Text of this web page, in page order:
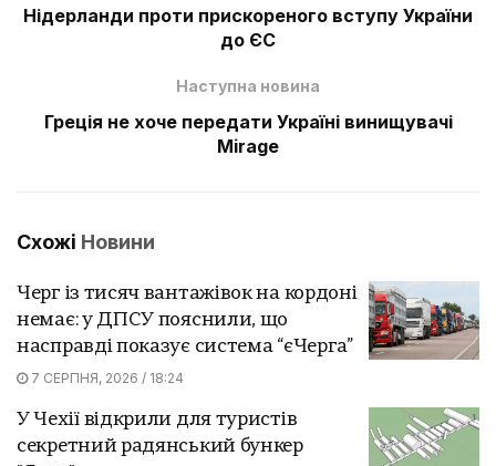
Нідерланди проти прискореного вступу України
до ЄС
Наступна новина
Греція не хоче передати Україні винищувачі
Mirage
Схожі Новини
Черг із тисяч вантажівок на кордоні
немає: у ДПСУ пояснили, що
насправді показує система “єЧерга”
7 СЕРПНЯ, 2026 / 18:24
У Чехії відкрили для туристів
секретний радянський бункер